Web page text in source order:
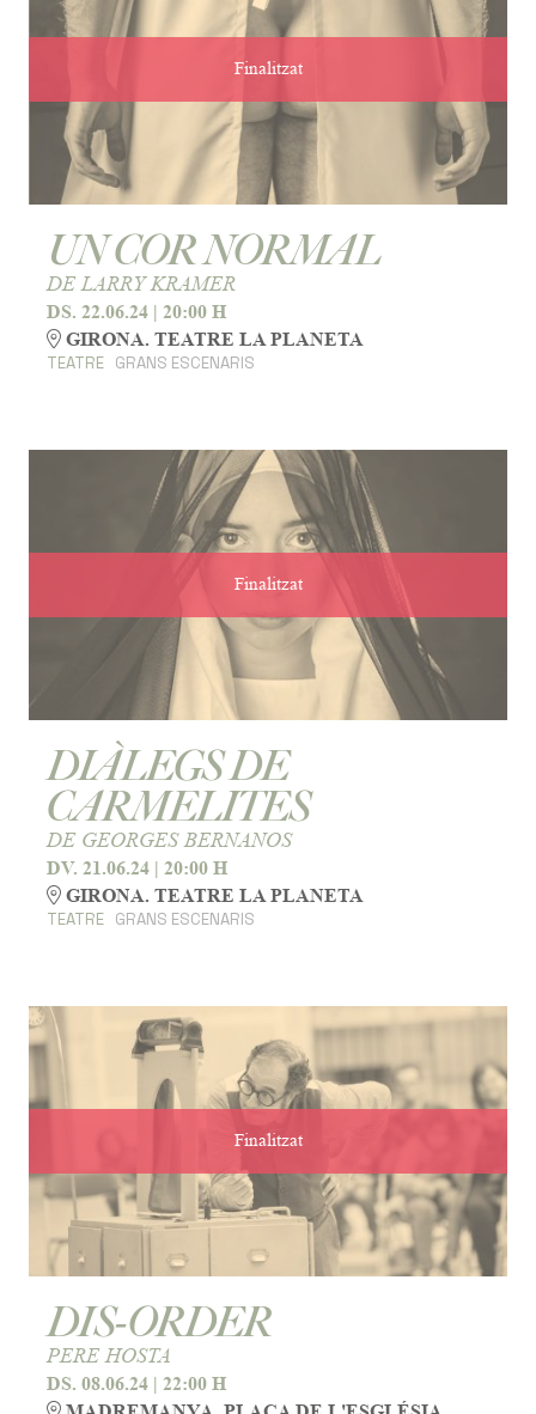
Finalitzat
UN COR NORMAL
DE LARRY KRAMER
DS. 22.06.24 | 20:00 H
GIRONA. TEATRE LA PLANETA
TEATRE GRANS ESCENARIS
Finalitzat
DIÀLEGS DE
CARMELITES
DE GEORGES BERNANOS
DV. 21.06.24 | 20:00 H
GIRONA. TEATRE LA PLANETA
TEATRE GRANS ESCENARIS
Finalitzat
DIS-ORDER
PERE HOSTA
DS. 08.06.24 | 22:00 H